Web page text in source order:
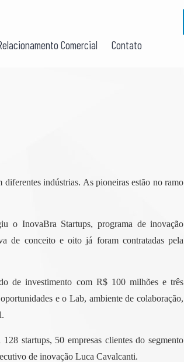
Comercial Contato
indústrias. As pioneiras estão no ramo
o InovaBra Startups, programa de inovação
de conceito e oito já foram contratadas pela
de investimento com R$ 100 milhões e três
e o Lab, ambiente de colaboração,
startups, 50 empresas clientes do segmento
de inovação Luca Cavalcanti.